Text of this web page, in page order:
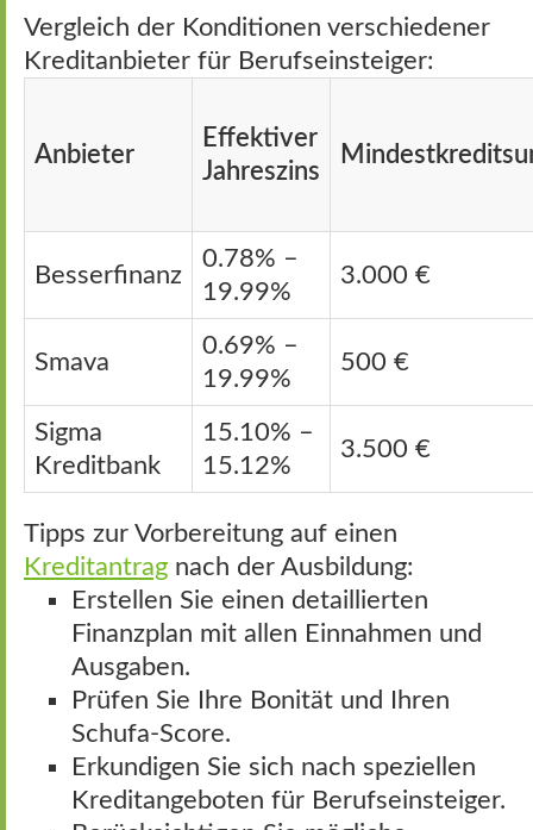
Vergleich der Konditionen verschiedener
Kreditanbieter für Berufseinsteiger:
Anbieter
Effektiver
Jahreszins
Besserfinanz
0.78% –
19.99%
3.000 €
Smava
0.69% –
19.99%
500 €
Sigma
Kreditbank
15.10% –
15.12%
3.500 €
Tipps zur Vorbereitung auf einen
Kreditantrag nach der Ausbildung:
Erstellen Sie einen detaillierten
Finanzplan mit allen Einnahmen und
Ausgaben.
Prüfen Sie Ihre Bonität und Ihren
Schufa-Score.
Erkundigen Sie sich nach speziellen
Kreditangeboten für Berufseinsteiger.